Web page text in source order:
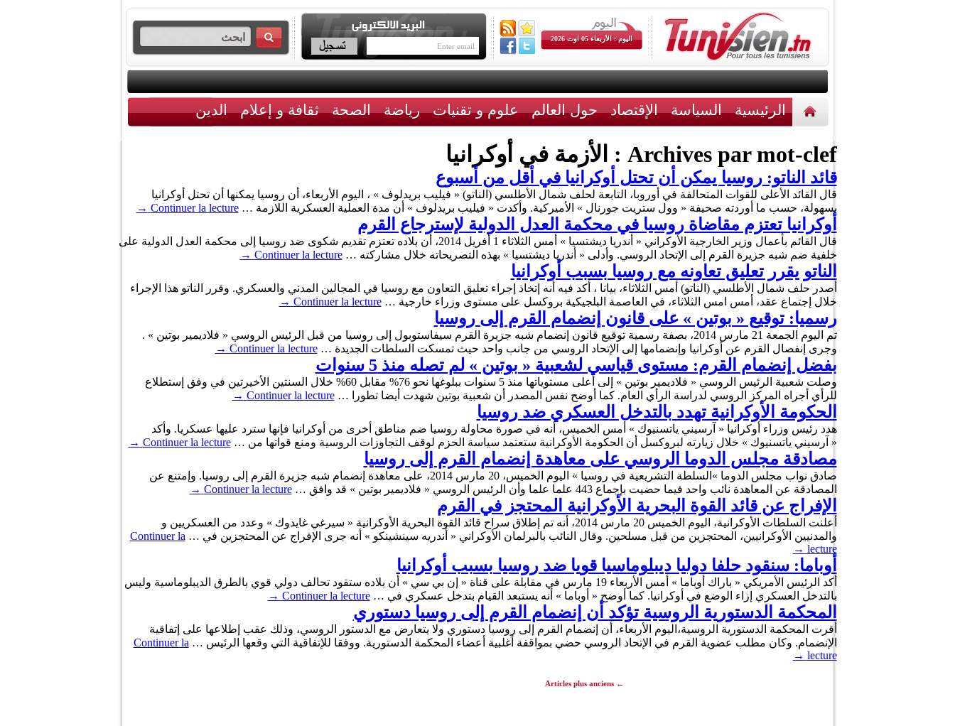
اليوم : الأربعاء 05 اوت 2026
الرئيسية السياسة الإقتصاد حول العالم علوم و تقنيات رياضة الصحة ثقافة و إعلام الدين
أخبار مختلفة
Archives par mot-clef : الأزمة في أوكرانيا
قائد الناتو: روسيا يمكن أن تحتل أوكرانيا في أقل من أسبوع
قال القائد الأعلى للقوات المتحالفة في أوروبا، التابعة لحلف شمال الأطلسي (الناتو) « فيليب بريدلوف » ، اليوم الأربعاء، أن روسيا يمكنها أن تحتل أوكرانيا
بسهولة، حسب ما أوردته صحيفة « وول ستريت جورنال » الأميركية. وأكدت « فيليب بريدلوف » أن مدة العملية العسكرية اللازمة …Continuer la lecture
→
أوكرانيا تعتزم مقاضاة روسيا في محكمة العدل الدولية لإسترجاع القرم
قال القائم بأعمال وزير الخارجية الأوكراني « أندريا ديشتسيا » أمس الثلاثاء 1 أفريل 2014، أن بلاده تعتزم تقديم شكوى ضد روسيا إلى محكمة العدل الدولية على
خلفية ضم شبه جزيرة القرم إلى الإتحاد الروسي. وأدلى « أندريا ديشتسيا » بهذه التصريحاته خلال مشاركته …Continuer la lecture
→
الناتو يقرر تعليق تعاونه مع روسيا بسبب أوكرانيا
أصدر حلف شمال الأطلسي (الناتو) أمس الثلاثاء، بيانا ، أكد فيه أنه إتخاذ إجراء تعليق التعاون مع روسيا في المجالين المدني والعسكري. وقرر الناتو هذا الإجراء
خلال إجتماع عقد، أمس امس الثلاثاء، في العاصمة البلجيكية بروكسل على مستوى وزراء خارجية …Continuer la lecture
→
رسميا: توقيع « بوتين » على قانون إنضمام القرم إلى روسيا
تم اليوم الجمعة 21 مارس 2014، بصفة رسمية توقيع قانون إنضمام شبه جزيرة القرم سيفاستوبول إلى روسيا من قبل الرئيس الروسي « فلاديمير بوتين » .
وجرى إنفصال القرم عن أوكرانيا وإنضمامها إلى الإتحاد الروسي من جانب واحد حيث تمسكت السلطات الجديدة …Continuer la lecture
→
بفضل إنضمام القرم: مستوى قياسي لشعبية « بوتين » لم تصله منذ 5 سنوات
وصلت شعبية الرئيس الروسي « فلاديمير بوتين » إلى أعلى مستوياتها منذ 5 سنوات ببلوغها نحو 76% مقابل 60% خلال السنتين الأخيرتين في وفق إستطلاع
للرأي أجراه المركز الروسي لدراسة الرأي العام. كما أوضح نفس المصدر أن شعبية بوتين شهدت أيضا تطورا …Continuer la lecture
→
الحكومة الأوكرانية تهدد بالتدخل العسكري ضد روسيا
هدد رئيس وزراء أوكرانيا « آرسيني ياتسنيوك » أمس الخميس، أنه في صورة محاولة روسيا ضم مناطق أخرى من أوكرانيا فإنها سترد عليها عسكريا. وأكد
« آرسيني ياتسنيوك » خلال زيارته لبروكسل أن الحكومة الأوكرانية ستعتمد سياسة الحزم لوقف التجاوزات الروسية ومنع قواتها من …Continuer la lecture
→
مصادقة مجلس الدوما الروسي على معاهدة إنضمام القرم إلى روسيا
صادق نواب مجلس الدوما »السلطة التشريعية في روسيا » اليوم الخميس، 20 مارس 2014، على معاهدة إنضمام شبه جزيرة القرم إلى روسيا. وإمتنع عن
المصادقة عن المعاهدة نائب واحد فيما حضيت بإجماع 443 علما علما وأن الرئيس الروسي « فلاديمير بوتين » قد وافق …
Continuer la lecture
→
الإفراج عن قائد القوة البحرية الأوكرانية المحتجز في القرم
أعلنت السلطات الأوكرانية، اليوم الخميس 20 مارس 2014، أنه تم إطلاق سراح قائد القوة البحرية الأوكرانية « سيرغي غايدوك » وعدد من العسكريين و
والمدنيين الأوكرانيين، المحتجزين من قبل مسلحين. وقال النائب بالبرلمان الأوكراني « أندريه سينشينكو » أنه جرى الإفراج عن المحتجزين في … Continuer la
lecture
→
أوباما: سنقود حلفا دوليا ديبلوماسيا قويا ضد روسيا بسبب أوكرانيا
أكد الرئيس الأمريكي « باراك أوباما » أمس الأربعاء 19 مارس في مقابلة على قناة « إن بي سي » أن بلاده ستقود تحالف دولي قوي بالطرق الديبلوماسية وليس
بالتدخل العسكري إزاء الوضع في أوكرانيا. كما أوضح « أوباما » أنه يستبعد القيام بتدخل عسكري في …Continuer la lecture
→
المحكمة الدستورية الروسية تؤكد أن إنضمام القرم إلى روسيا دستوري
أقرت المحكمة الدستورية الروسية،اليوم الأربعاء، أن إنضمام القرم إلى روسيا دستوري ولا يتعارض مع الدستور الروسي، وذلك عقب إطلاعها على إتفاقية
الإنضمام. وكان مطلب عضوية القرم في الإتحاد الروسي حضي بمواقفة أغلبية أعضاء المحكمة الدستورية. ووفقا للإتفاقية التي وقعها الرئيس … Continuer la
lecture
→
←
Articles plus anciens